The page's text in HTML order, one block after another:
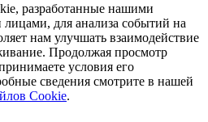
разработанные нашими
для анализа событий на
нам улучшать взаимодействие
Продолжая просмотр
условия его
сведения смотрите в нашей
Cookie.